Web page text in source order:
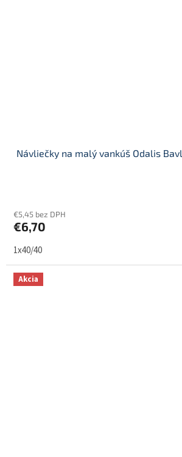
Návliečky na malý vankúš Odalis
€5,45 bez DPH
€6,70
1x40/40
Akcia